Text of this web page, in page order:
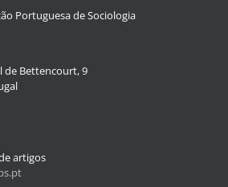
Portuguesa de Sociologia
de Bettencourt, 9
artigos